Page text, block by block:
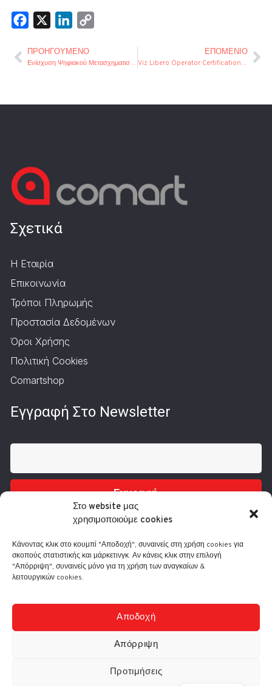
Στο website μας
χρησιμοποιούμε cookies
Κάνοντας κλικ στο κουμπί "Αποδοχή", συναινείς στη χρήση cookies για
σκοπούς στατιστικής και μάρκετινγκ. Αν κάνεις κλικ στην επιλογή
"Απόρριψη", συναινείς μόνο για τη χρήση των αναγκαίων &
λειτουργικών cookies.
Αποδοχή
Απόρριψη
Προτιμήσεις
Facebook LinkedIn
ΠΡΟΗΓΟΎΜΕΝΟ
Ενίσχυση Ψηφιακού Μετασχηματισμού Επιχειρήσεων Πολιτιστικού Κλάδου
ΕΠΌΜΕΝΙΟ
Viz Libero Operator Certification: Η Πιστοποίηση που Ξεχωρίζει στην Αθλητική Ανάλυση
Σχετικά
Η Εταιρία
Επικοινωνία
Τρόποι Πληρωμής
Προστασία Δεδομένων
Όροι Χρήσης
Πολιτική Cookies
Comartshop
Εγγραφή Στο Newsletter
Εγγραφή
Τηλ.: 210 3416200
Δευ - Παρ: 9:30 - 18:00